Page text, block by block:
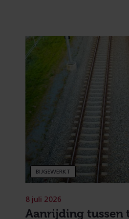
BIJGEWERKT
Aanrijding tussen
8 juli 2026